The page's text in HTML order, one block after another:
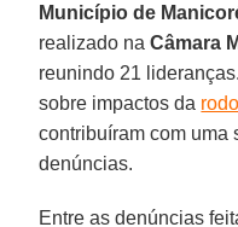
Município de
realizado naCâmara
reunindo 21
sobre impactos da
contribuíram com uma
denúncias.
Entre as denúncias